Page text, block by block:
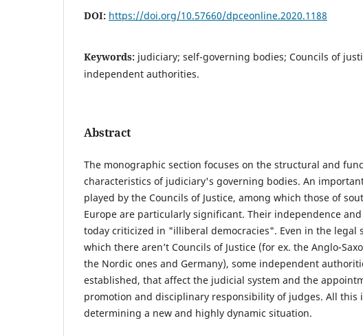
DOI: https://doi.org/10.57660/dpceonline.2020.1188
Keywords: judiciary; self-governing bodies; Councils of
independent authorities.
Abstract
The monographic section focuses on the structural and
characteristics of judiciary's governing bodies. An
played by the Councils of Justice, among which those of
Europe are particularly significant. Their independence
today criticized in "illiberal democracies". Even in the legal
which there aren’t Councils of Justice (for ex. the Anglo-
the Nordic ones and Germany), some independent
established, that affect the judicial system and the
promotion and disciplinary responsibility of judges. All this
determining a new and highly dynamic situation.